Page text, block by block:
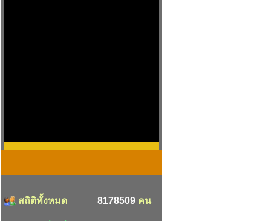
สถิติทั้งหมด 8178509 คน